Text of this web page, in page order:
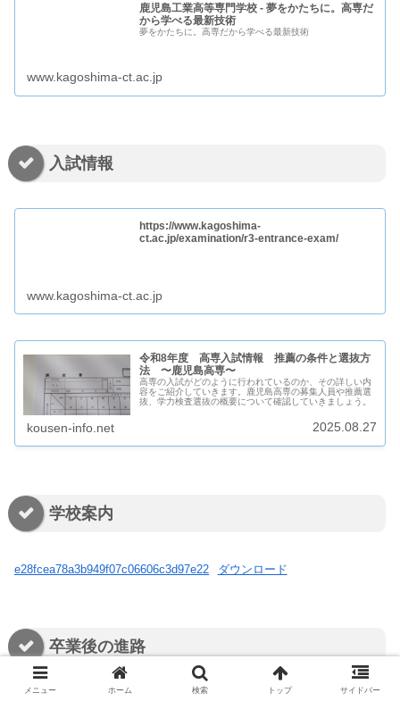
鹿児島工業高等専門学校 - 夢をかたちに。高専だ
から学べる最新技術
夢をかたちに。高専だから学べる最新技術
www.kagoshima-ct.ac.jp
入試情報
https://www.kagoshima-
ct.ac.jp/examination/r3-entrance-exam/
www.kagoshima-ct.ac.jp
令和8年度 高専入試情報 推薦の条件と選抜方
法 〜鹿児島高専〜
高専の入試がどのように行われているのか、その詳しい内
容をご紹介していきます。鹿児島高専の募集人員や推薦選
抜、学力検査選抜の概要について確認していきましょう。
kousen-info.net 2025.08.27
学校案内
e28fcea78a3b949f07c06606c3d97e22 ダウンロード
卒業後の進路
メニュー ホーム 検索 トップ サイドバー